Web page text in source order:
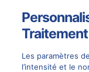
Traitement
Les paramètres
l’intensité et le